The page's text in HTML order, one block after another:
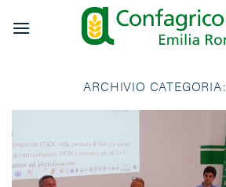
ARCHIVIO CATEGORIA: